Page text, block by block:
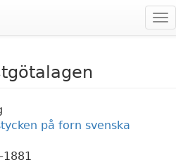
på forn svenska